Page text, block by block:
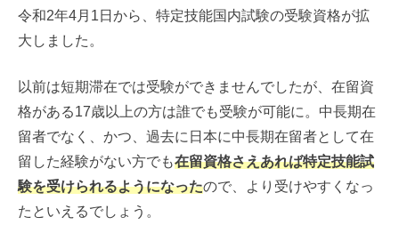
令和2年4月1日から、特定技能国内試験の受験資格が拡
大しました。
以前は短期滞在では受験ができませんでしたが、在留資
格がある17歳以上の方は誰でも受験が可能に。中長期在
留者でなく、かつ、過去に日本に中長期在留者として在
留した経験がない方でも在留資格さえあれば特定技能試
験を受けられるようになったので、より受けやすくなっ
たといえるでしょう。